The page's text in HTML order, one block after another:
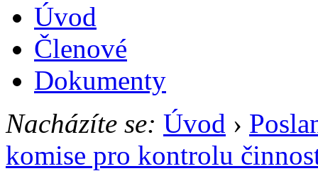
Úvod
Členové
Dokumenty
Nacházíte se: Úvod ›
komise pro kontrolu